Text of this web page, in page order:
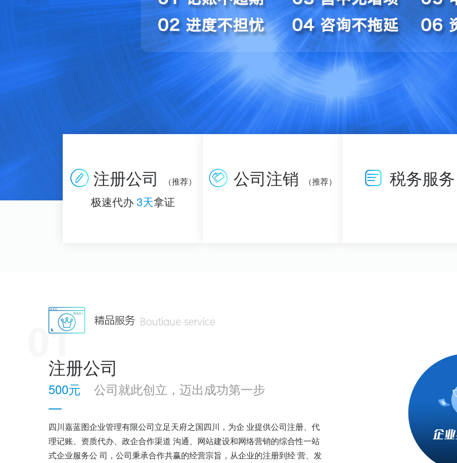
注册公司 （推荐）
极速代办 3天拿证
公司注销 （推荐） 税务服务
注册公司
500元 公司就此创立，迈出成功第一步
四川嘉蓝图企业管理有限公司立足天府之国四川，为企 业提供公司注册、代
理记账、资质代办、政企合作渠道 沟通、网站建设和网络营销的综合性一站
式企业服务公 司，公司秉承合作共赢的经营宗旨，从企业的注册到经 营、发